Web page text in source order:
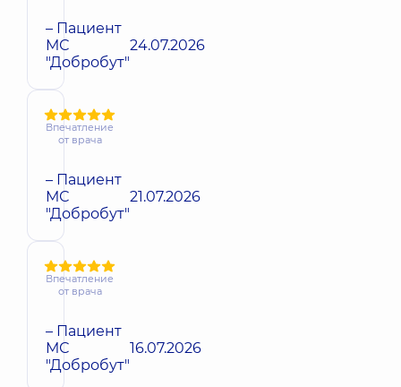
– Пациент
МС
"Добробут"
24.07.2026
Впечатление
от врача
– Пациент
МС
"Добробут"
21.07.2026
Впечатление
от врача
– Пациент
МС
"Добробут"
16.07.2026